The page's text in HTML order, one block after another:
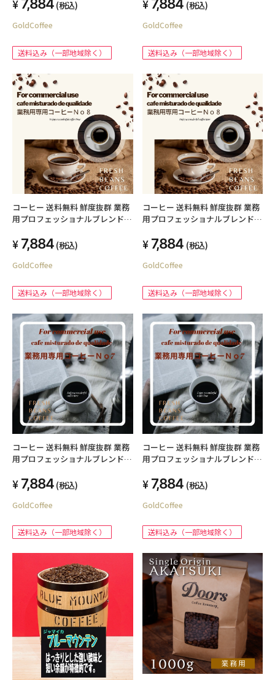
用コーヒー
7,884 (税込)
GoldCoffee
送料込み（一部地域除く）
用コーヒー
7,884 (税込)
GoldCoffee
送料込み（一部地域除く）
コーヒー 送料無料 鮮度抜群 業務
用プロフェッショナルブレンド
用コーヒー
7,884 (税込)
GoldCoffee
送料込み（一部地域除く）
コーヒー 送料無料 鮮度抜群 業務
用プロフェッショナルブレンド
用コーヒー
7,884 (税込)
GoldCoffee
送料込み（一部地域除く）
コーヒー 送料無料 鮮度抜群 業務
用プロフェッショナルブレンド
用コーヒー
7,884 (税込)
GoldCoffee
送料込み（一部地域除く）
コーヒー 送料無料 鮮度抜群 業務
用プロフェッショナルブレンド
用コーヒー
7,884 (税込)
GoldCoffee
送料込み（一部地域除く）